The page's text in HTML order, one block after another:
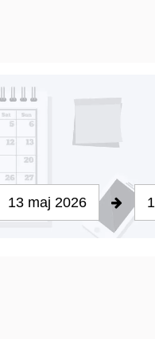
13 maj 2026